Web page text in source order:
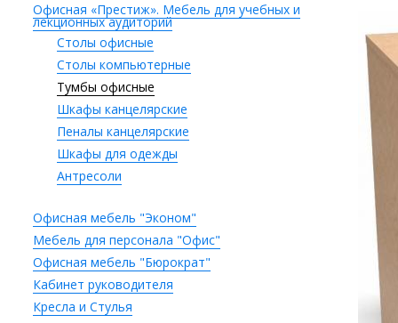
Офисная «Престиж». Мебель для учебных и
лекционных аудиторий
Столы офисные
Столы компьютерные
Тумбы офисные
Шкафы канцелярские
Пеналы канцелярские
Шкафы для одежды
Антресоли
Офисная мебель "Эконом"
Мебель для персонала "Офис"
Офисная мебель "Бюрократ"
Кабинет руководителя
Кресла и Стулья